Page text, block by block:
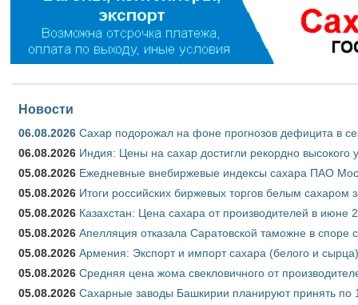
Новости
06.08.2026 Сахар подорожал на фоне прогнозов дефицита в
06.08.2026 Индия: Цены на сахар достигли рекордно высокого
05.08.2026 Ежедневные внебиржевые индексы сахара ПАО
05.08.2026 Итоги российских биржевых торгов белым сахаром
05.08.2026 Казахстан: Цена сахара от производителей в июне
05.08.2026 Апелляция отказала Саратовской таможне в
05.08.2026 Армения: Экспорт и импорт сахара (белого и
05.08.2026 Средняя цена жома свекловичного от
05.08.2026 Сахарные заводы Башкирии планируют принять по